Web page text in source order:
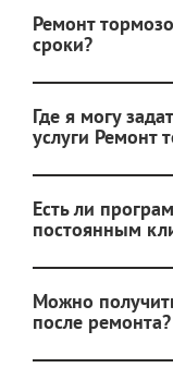
Ремонт
сроки?
Где я могу
услуги Ремонт
Есть ли
постоянным
Можно
после ремонта?